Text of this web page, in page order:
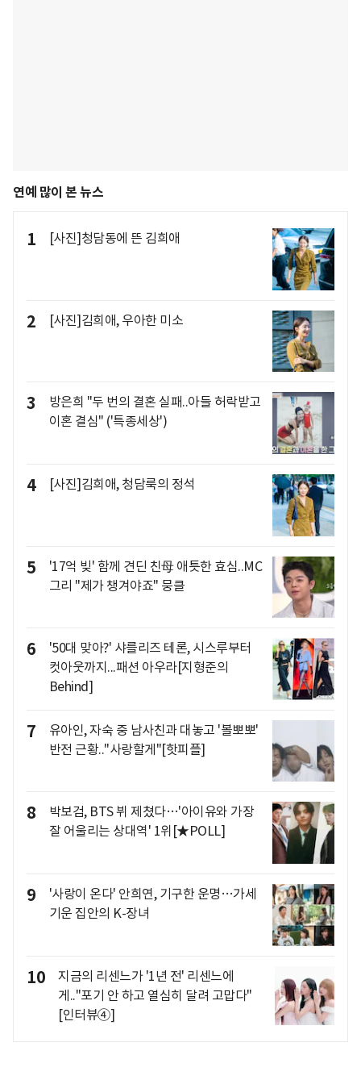
연예 많이 본 뉴스
1 [사진]청담동에 뜬 김희애
2 [사진]김희애, 우아한 미소
3
방은희 "두 번의 결혼 실패..아들 허락받고
이혼 결심" ('특종세상')
4 [사진]김희애, 청담룩의 정석
5
'17억 빚' 함께 견딘 친母 애틋한 효심..MC
그리 "제가 챙겨야죠" 뭉클
6
'50대 맞아?' 샤를리즈 테론, 시스루부터
컷아웃까지...패션 아우라[지형준의
Behind]
7
유아인, 자숙 중 남사친과 대놓고 '볼뽀뽀'
반전 근황.."사랑할게"[핫피플]
8
박보검, BTS 뷔 제쳤다…'아이유와 가장
잘 어울리는 상대역' 1위[★POLL]
9
'사랑이 온다' 안희연, 기구한 운명…가세
기운 집안의 K-장녀
10
지금의 리센느가 '1년 전' 리센느에
게.."포기 안 하고 열심히 달려 고맙다"
[인터뷰④]